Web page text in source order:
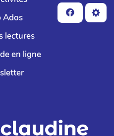
Ados
lectures
en ligne